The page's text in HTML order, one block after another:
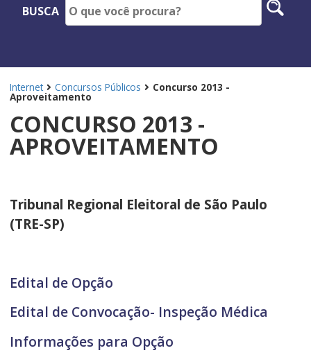
BUSCA
Internet Concursos Públicos Concurso 2013 -
Aproveitamento
CONCURSO 2013 -
APROVEITAMENTO
Tribunal Regional Eleitoral de São Paulo
(TRE-SP)
Edital de Opção
Edital de Convocação- Inspeção Médica
Informações para Opção